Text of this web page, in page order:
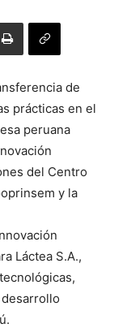
de
prácticas en el
peruana
del Centro
y la
Láctea S.A.,